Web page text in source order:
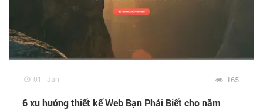
01 - Jan 165
6 xu hướng thiết kế Web Bạn Phải Biết cho năm